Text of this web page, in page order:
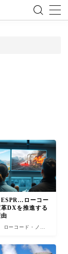
ESPR…ローコー
革DXを推進する
ローコード・ノー